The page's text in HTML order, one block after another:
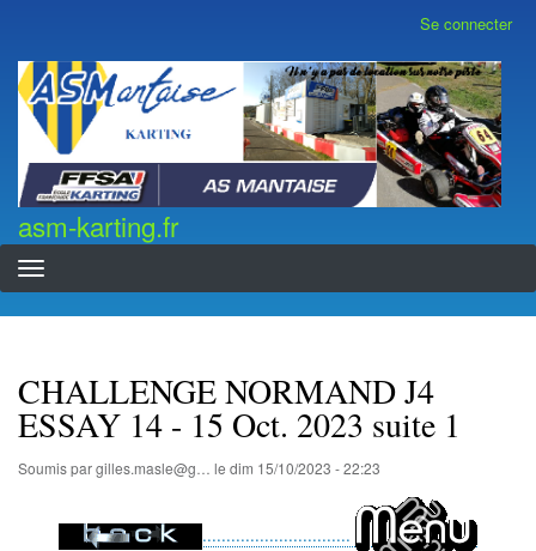
contenu
principal
compte
de
l'utilisateur
Se connecter
asm-karting.fr
asm-karting.fr
CHALLENGE NORMAND J4
ESSAY 14 - 15 Oct. 2023 suite 1
Soumis pargilles.masle@g… le dim 15/10/2023 - 22:23
...............................